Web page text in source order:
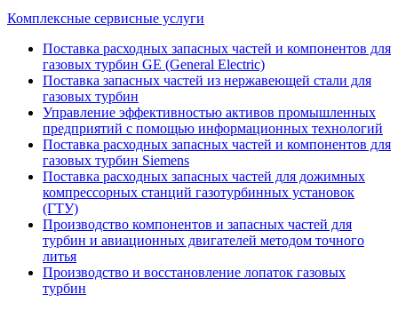
Комплексные сервисные услуги
Поставка расходных запасных частей и компонентов для
газовых турбин GE (General Electric)
Поставка запасных частей из нержавеющей стали для
газовых турбин
Управление эффективностью активов промышленных
предприятий с помощью информационных технологий
Поставка расходных запасных частей и компонентов для
газовых турбин Siemens
Поставка расходных запасных частей для дожимных
компрессорных станций газотурбинных установок
(ГТУ)
Производство компонентов и запасных частей для
турбин и авиационных двигателей методом точного
литья
Производство и восстановление лопаток газовых
турбин